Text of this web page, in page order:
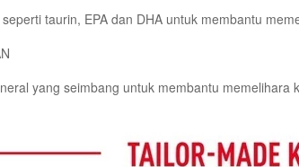
taurin, EPA dan DHA untuk membantu
yang seimbang untuk membantu